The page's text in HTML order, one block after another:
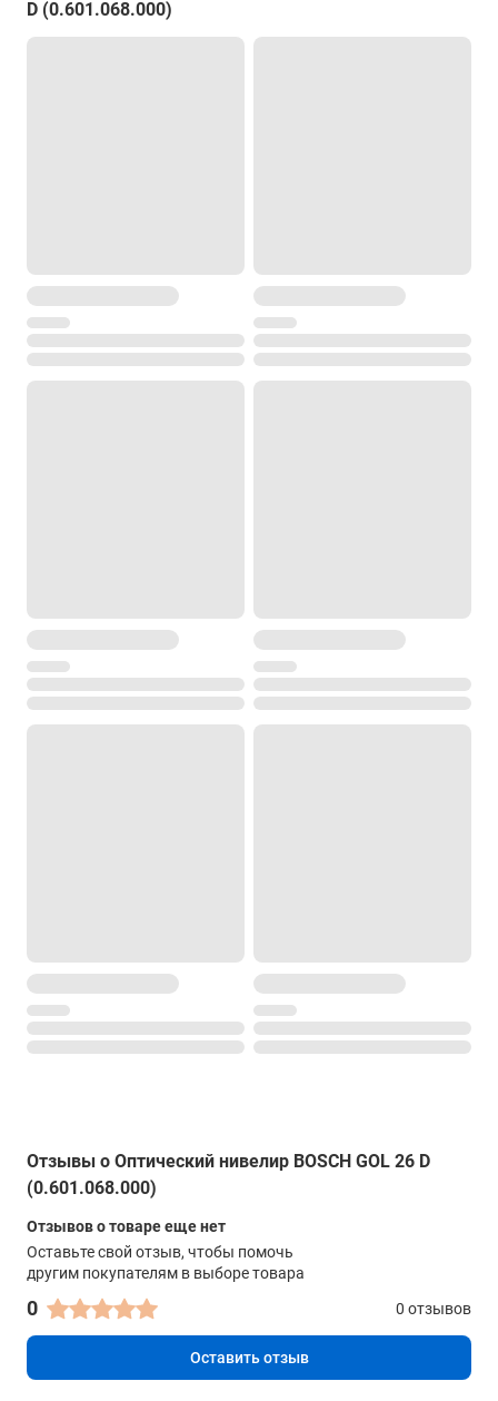
от -20° до +70°С
D (0.601.068.000)
Отзывы о Оптический нивелир BOSCH GOL 26 D
(0.601.068.000)
Отзывов о товаре еще нет
Оставьте свой отзыв, чтобы помочь
другим покупателям в выборе товара
0 0 отзывов
Оставить отзыв